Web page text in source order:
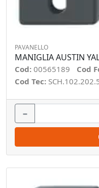
PAVANELLO
MANIGLIA AUSTIN
Cod: 00565189 Cod
Cod Tec:
−